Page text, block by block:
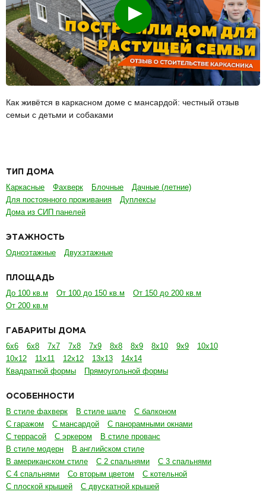
Смотреть
Как живётся в каркасном доме с мансардой: честный отзыв
семьи с детьми и собаками
ТИП ДОМА
Каркасные Фахверк Блочные
Дачные (летние)
Для постоянного проживания
Дуплексы
Дома из СИП панелей
ЭТАЖНОСТЬ
Одноэтажные Двухэтажные
ПЛОЩАДЬ
До 100 кв.м От 100 до 150 кв.м
От 150 до 200 кв.м
От 200 кв.м
ГАБАРИТЫ ДОМА
6х6 6х8 7х7 7х8 7х9 8х8 8х9 8х10 9х9
10х10
10х12
11х11 12х12 13х13
14х14
Квадратной формы
Прямоугольной формы
ОСОБЕННОСТИ
В стиле фахверк В стиле шале
С балконом
С гаражом
С мансардой
С панорамными окнами
С террасой
С эркером
В стиле прованс
В стиле модерн
В английском стиле
В американском стиле
С 2 спальнями
С 3 спальнями
С 4 спальнями
Со вторым цветом
С котельной
С плоской крышей
С двускатной крышей